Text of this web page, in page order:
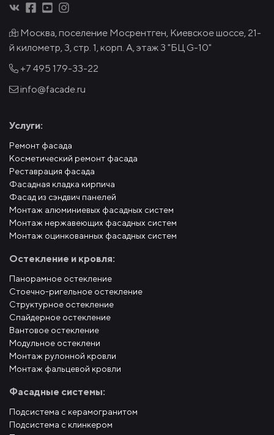
Москва, поселение Мосрентген, Киевское шоссе, 21-
й километр, 3, стр. 1, корп. А, этаж 3 "БЦ G-10"
+7 495 179-33-22
info@facade.ru
Услуги:
Ремонт фасада
Косметический ремонт фасада
Реставрация фасада
Фасадная кладка кирпича
Фасад из сэндвич панелей
Монтаж алюминиевых фасадных систем
Монтаж нержавеющих фасадных систем
Монтаж оцинкованных фасадных систем
Остекление и кровля:
Панорамное остекление
Стоечно-ригельное остекление
Структурное остекление
Спайдерное остекление
Вантовое остекление
Модульное остеклени
Монтаж рулонной кровли
Монтаж фальцевой кровли
Фасадные системы:
Подсистема с керамогранитом
Подсистема с клинкером